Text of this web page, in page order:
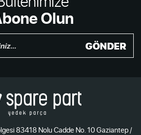
Olun
GÖNDER
83418 Nolu Cadde No. 10 Gaziantep /